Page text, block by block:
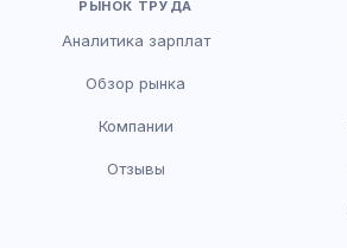
РЫНОК ТРУДА
Аналитика зарплат
Обзор рынка
Компании
Отзывы
помочь?